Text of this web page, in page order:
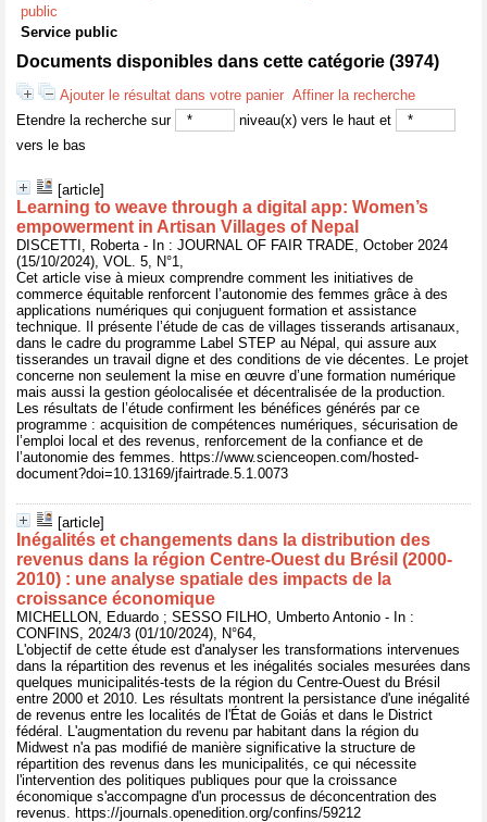
public
Service public
Documents disponibles dans cette catégorie (3974)
Ajouter le résultat dans votre panier Affiner la recherche
Etendre la recherche sur
niveau(x) vers le haut et
vers le bas
[article]
Learning to weave through a digital app: Women’s
empowerment in Artisan Villages of Nepal
DISCETTI, Roberta - In : JOURNAL OF FAIR TRADE, October 2024
(15/10/2024), VOL. 5, N°1,
Cet article vise à mieux comprendre comment les initiatives de
commerce équitable renforcent l’autonomie des femmes grâce à des
applications numériques qui conjuguent formation et assistance
technique. Il présente l’étude de cas de villages tisserands artisanaux,
dans le cadre du programme Label STEP au Népal, qui assure aux
tisserandes un travail digne et des conditions de vie décentes. Le projet
concerne non seulement la mise en œuvre d’une formation numérique
mais aussi la gestion géolocalisée et décentralisée de la production.
Les résultats de l’étude confirment les bénéfices générés par ce
programme : acquisition de compétences numériques, sécurisation de
l’emploi local et des revenus, renforcement de la confiance et de
l’autonomie des femmes. https://www.scienceopen.com/hosted-
document?doi=10.13169/jfairtrade.5.1.0073
[article]
Inégalités et changements dans la distribution des
revenus dans la région Centre-Ouest du Brésil (2000-
2010) : une analyse spatiale des impacts de la
croissance économique
MICHELLON, Eduardo ; SESSO FILHO, Umberto Antonio - In :
CONFINS, 2024/3 (01/10/2024), N°64,
L'objectif de cette étude est d'analyser les transformations intervenues
dans la répartition des revenus et les inégalités sociales mesurées dans
quelques municipalités-tests de la région du Centre-Ouest du Brésil
entre 2000 et 2010. Les résultats montrent la persistance d'une inégalité
de revenus entre les localités de l'État de Goiás et dans le District
fédéral. L'augmentation du revenu par habitant dans la région du
Midwest n'a pas modifié de manière significative la structure de
répartition des revenus dans les municipalités, ce qui nécessite
l'intervention des politiques publiques pour que la croissance
économique s'accompagne d'un processus de déconcentration des
revenus. https://journals.openedition.org/confins/59212